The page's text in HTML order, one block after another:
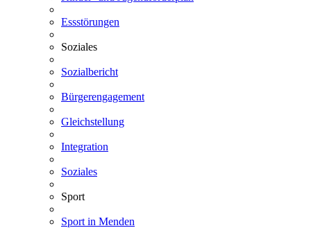
Essstörungen
Soziales
Sozialbericht
Bürgerengagement
Gleichstellung
Integration
Soziales
Sport
Sport in Menden